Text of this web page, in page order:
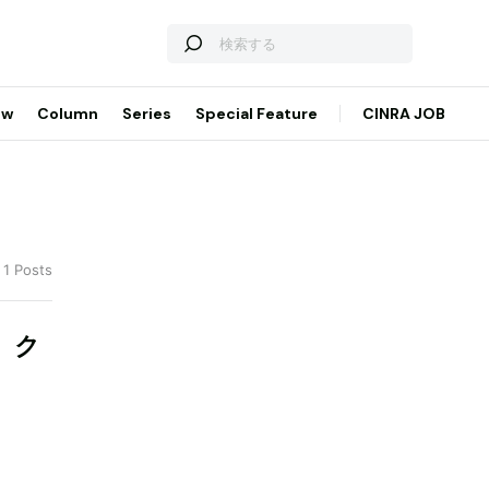
Column Series Special Feature CINRA JOB
Posts
ク